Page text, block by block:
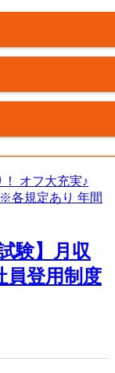
験】月収
員登用制度